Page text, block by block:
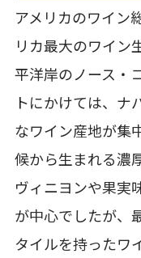
アメリカのワイン
リカ最大のワイン
平洋岸のノース・
トにかけては、ナ
なワイン産地が集
候から生まれる濃
ヴィニヨンや果実
が中心でしたが、
タイルを持ったワ